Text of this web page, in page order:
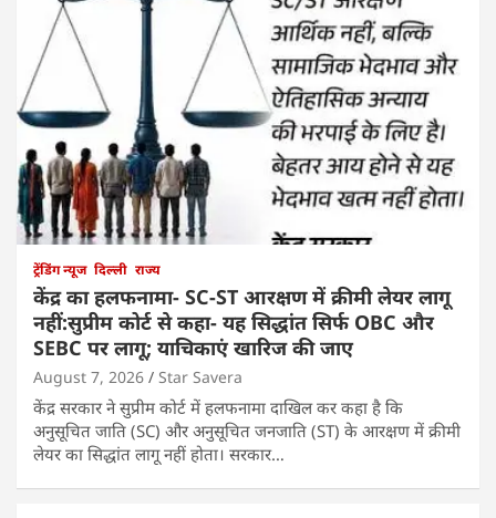
ट्रेंडिंग न्यूज दिल्ली राज्य
केंद्र का हलफनामा- SC-ST आरक्षण में क्रीमी लेयर लागू
नहीं:सुप्रीम कोर्ट से कहा- यह सिद्धांत सिर्फ OBC और
SEBC पर लागू; याचिकाएं खारिज की जाए
August 7, 2026 Star Savera
केंद्र सरकार ने सुप्रीम कोर्ट में हलफनामा दाखिल कर कहा है कि
अनुसूचित जाति (SC) और अनुसूचित जनजाति (ST) के आरक्षण में क्रीमी
लेयर का सिद्धांत लागू नहीं होता। सरकार…